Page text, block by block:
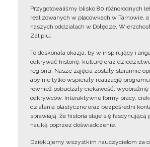
Przygotowaliśmy blisko 80 różnorodnych
realizowanych w placówkach w Tarnowie,
naszych oddziałach w Dołędze,
Zalipiu.
To doskonała okazja, by w inspirujący i
odkrywać historię, kulturę oraz
regionu. Nasze zajęcia zostały starannie
aby nie tylko wspierały realizację
również pobudzały ciekawość, wyobraźnię
odkrywców. Interaktywne formy pracy,
działania plastyczne oraz bezpośredni
sprawiają, że historia staje się fascynującą
nauką poprzez doświadczenie.
Dziękujemy wszystkim nauczycielom za